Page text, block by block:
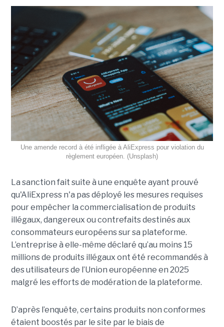
Une amende record à été infligée à AliExpress pour violation du
règlement européen. (Unsplash)
La sanction fait suite à une enquête ayant prouvé
qu'AliExpress n'a pas déployé les mesures requises
pour empêcher la commercialisation de produits
illégaux, dangereux ou contrefaits destinés aux
consommateurs européens sur sa plateforme.
L’entreprise à elle-même déclaré qu’au moins 15
millions de produits illégaux ont été recommandés à
des utilisateurs de l’Union européenne en 2025
malgré les efforts de modération de la plateforme.
D’après l’enquête, certains produits non conformes
étaient boostés par le site par le biais de